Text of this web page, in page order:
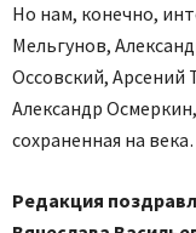
Но нам, конечно,
Мельгунов,
Оссовский, Арсений
Александр
сохраненная на
Редакция